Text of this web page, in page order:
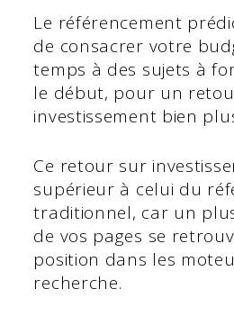
Le référencement
de consacrer votre
temps à des sujets à
le début, pour un
investissement bien
Ce retour sur
supérieur à celui du
traditionnel, car un
de vos pages se
position dans les
recherche.